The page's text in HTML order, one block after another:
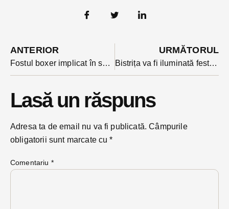
ANTERIOR
Fostul boxer implicat în scandalul din Sky Club e cercetat și pentru prestarea de servicii de protecție fără atestat
URMĂTORUL
Bistrița va fi iluminată festiv de la sfârșitul acestei luni. Cartierele vor beneficia și ele de luminile de Sărbători
Lasă un răspuns
Adresa ta de email nu va fi publicată. Câmpurile
obligatorii sunt marcate cu*
Comentariu *